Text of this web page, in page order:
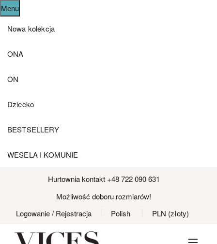
Menu
Nowa kolekcja
ONA
ON
Dziecko
BESTSELLERY
WESELA I KOMUNIE
Hurtownia kontakt +48 722 090 631
Możliwość doboru rozmiarów!
Logowanie/ Rejestracja Polish PLN (złoty)